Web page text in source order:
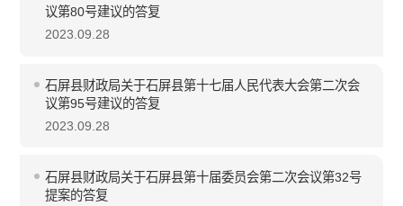
议第80号建议的答复
2023.09.28
石屏县财政局关于石屏县第十七届人民代表大会第二次会
议第95号建议的答复
2023.09.28
石屏县财政局关于石屏县第十届委员会第二次会议第32号
提案的答复